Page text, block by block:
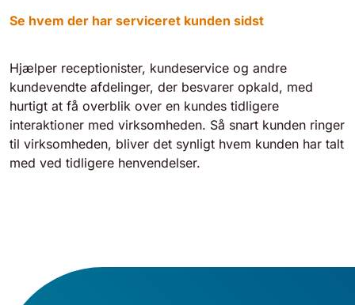
Se hvem der har serviceret kunden sidst
Hjælper receptionister, kundeservice og andre
kundevendte afdelinger, der besvarer opkald, med
hurtigt at få overblik over en kundes tidligere
interaktioner med virksomheden. Så snart kunden ringer
til virksomheden, bliver det synligt hvem kunden har talt
med ved tidligere henvendelser.